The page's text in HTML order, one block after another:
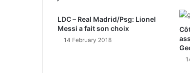
LDC – Real Madrid/Psg: Lionel
Messi a fait son choix
14 February 2018